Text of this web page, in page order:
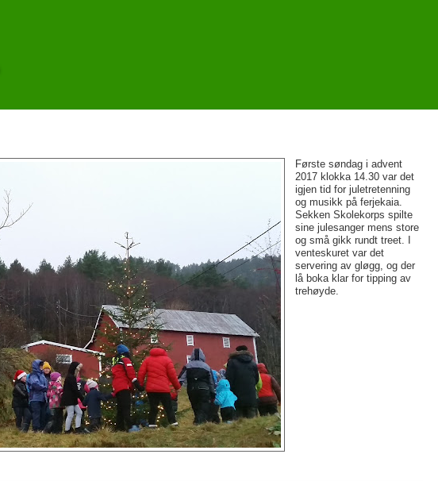
Første søndag i advent
2017 klokka 14.30 var det
igjen tid for juletretenning
og musikk på ferjekaia.
Sekken Skolekorps spilte
sine julesanger mens store
og små gikk rundt treet. I
venteskuret var det
servering av gløgg, og der
lå boka klar for tipping av
trehøyde.